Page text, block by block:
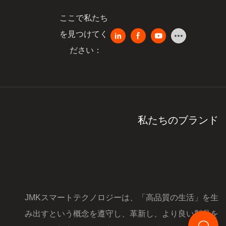
ここで私たち
を見つけてく
ださい：
私たちのブランド
JMKスマートテクノロジーは、「高品質の生活」を生
み出すという概念を遵守し、革新し、より良い製品を